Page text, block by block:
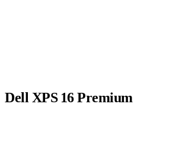
Dell XPS 16 Premium